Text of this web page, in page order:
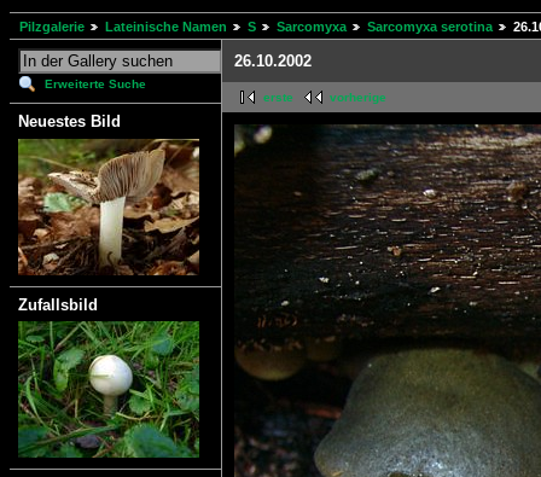
Pilzgalerie Lateinische Namen S Sarcomyxa Sarcomyxa serotina
Erweiterte Suche
Neuestes Bild
Zufallsbild
26.10.2002
erste vorherige